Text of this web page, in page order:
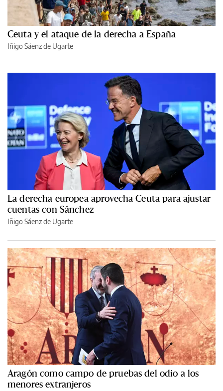
Ceuta y el ataque de la derecha a España
Iñigo Sáenz de Ugarte
La derecha europea aprovecha Ceuta para ajustar
cuentas con Sánchez
Iñigo Sáenz de Ugarte
Aragón como campo de pruebas del odio a los
menores extranjeros